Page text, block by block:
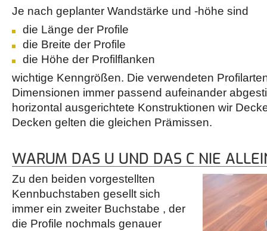
Je nach geplanter Wandstärke und -höhe sind
die Länge der Profile
die Breite der Profile
die Höhe der Profilflanken
wichtige Kenngrößen. Die verwendeten
Dimensionen immer passend aufeinander
horizontal ausgerichtete Konstruktionen wir
Decken gelten die gleichen Prämissen.
WARUM DAS U UND DAS C NIE
Zu den beiden vorgestellten
Kennbuchstaben gesellt sich
immer ein zweiter Buchstabe , der
die Profile nochmals genauer